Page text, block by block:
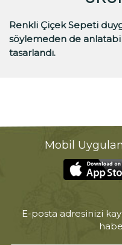
Renkli Çiçek Sepeti
söylemeden de
tasarlandı.
Mobil
E-posta adresinizi